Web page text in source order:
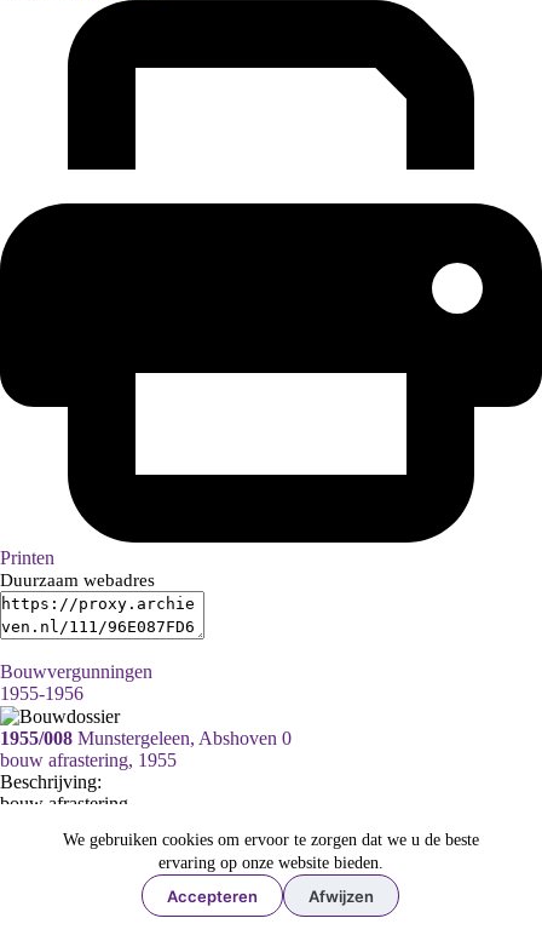
We gebruiken cookies om ervoor te zorgen dat we u de beste
ervaring op onze website bieden.
Accepteren Afwijzen
Printen
Duurzaam webadres
Bouwvergunningen
1955-1956
1955/008 Munstergeleen, Abshoven 0
bouw afrastering, 1955
Beschrijving:
bouw afrastering
Munstergeleen, Abshoven 0